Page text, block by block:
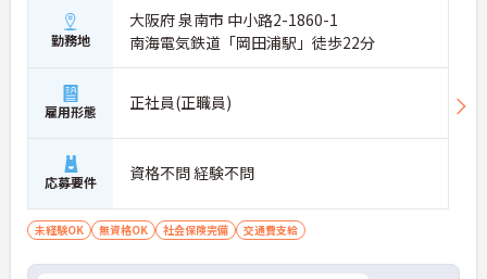
勤務地
大阪府 泉南市 中小路2-1860-1
南海電気鉄道「岡田浦駅」徒歩22分
雇用形態 正社員(正職員)
応募要件 資格不問 経験不問
未経験OK 無資格OK 社会保険完備 交通費支給